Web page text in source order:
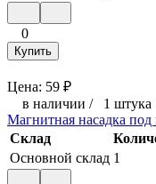
0
Купить
Цена: 59 ₽
в наличии / 1 штука
Магнитная насадка
Склад
Основной склад 1